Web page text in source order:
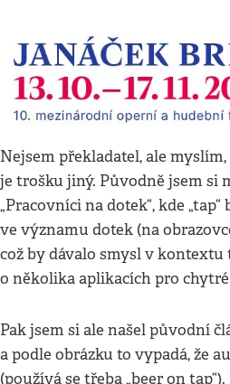
Nejsem překladatel, ale
je trošku jiný. Původně jsem si
„Pracovníci na dotek“, kde
ve významu dotek (na
což by dávalo smysl v kontextu
o několika aplikacích pro
Pak jsem si ale našel původní
a podle obrázku to vypadá, že
(používá se třeba „beer on